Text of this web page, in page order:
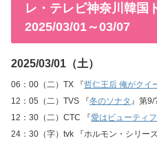
レ・テレビ神奈川韓国
2025/03/01～03/07
2025/03/01（土）
06：00（二）TX 『哲仁王后 俺がクイ
12：05（二）TVS 『冬のソナタ 』第9/
12：30（二）CTC 『愛はビューティ
24：30（字）tvk 『ホルモン・シリー